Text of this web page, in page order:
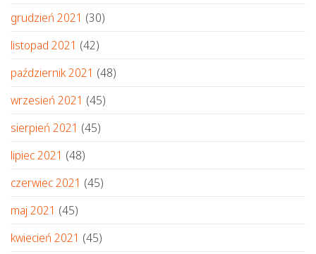
grudzień 2021 (30)
listopad 2021 (42)
październik 2021 (48)
wrzesień 2021 (45)
sierpień 2021 (45)
lipiec 2021 (48)
czerwiec 2021 (45)
maj 2021 (45)
kwiecień 2021 (45)